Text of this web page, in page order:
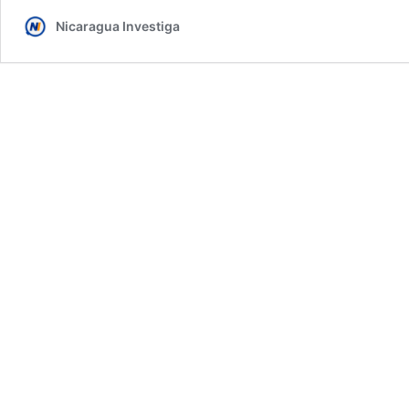
Nicaragua Investiga